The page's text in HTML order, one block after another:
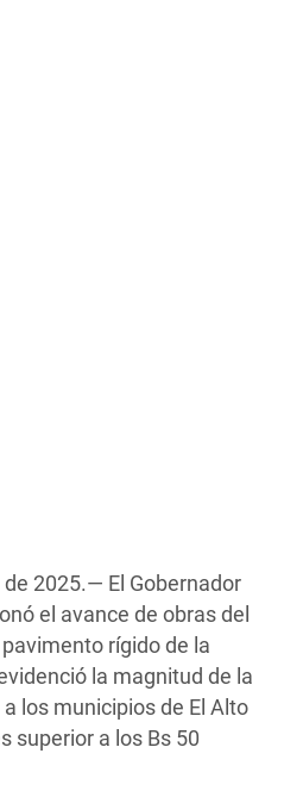
2025.— El Gobernador
el avance de obras del
rígido de la
la magnitud de la
los municipios de El Alto
superior a los Bs 50